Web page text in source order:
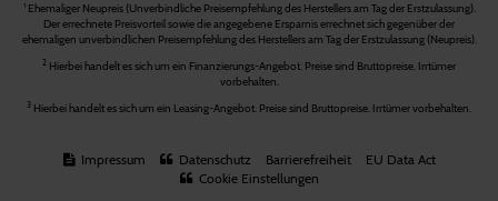
1Ehemaliger Neupreis (Unverbindliche Preisempfehlung des Herstellers am Tag der Erstzulassung).
Der errechnete Preisvorteil sowie die angegebene Ersparnis errechnet sich gegenüber der
ehemaligen unverbindlichen Preisempfehlung des Herstellers am Tag der Erstzulassung (Neupreis).
2 Hierbei handelt es sich um ein Finanzierungs-Angebot. Preise sind Bruttopreise. Irrtümer
vorbehalten.
3 Hierbei handelt es sich um ein Leasing-Angebot. Preise sind Bruttopreise. Irrtümer vorbehalten.
Impressum Datenschutz Barrierefreiheit
EU Data Act
Cookie Einstellungen